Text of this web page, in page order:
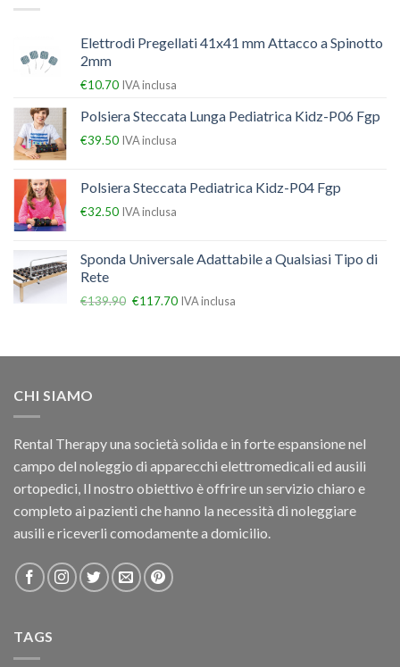
Elettrodi Pregellati 41x41 mm Attacco a Spinotto
2mm
€10.70 IVA inclusa
Polsiera Steccata Lunga Pediatrica Kidz-P06 Fgp
€39.50 IVA inclusa
Polsiera Steccata Pediatrica Kidz-P04 Fgp
€32.50 IVA inclusa
Sponda Universale Adattabile a Qualsiasi Tipo di
Rete
€139.90 €117.70 IVA inclusa
CHI SIAMO
Rental Therapy una società solida e in forte espansione nel
campo del noleggio di apparecchi elettromedicali ed ausili
ortopedici, Il nostro obiettivo è offrire un servizio chiaro e
completo ai pazienti che hanno la necessità di noleggiare
ausili e riceverli comodamente a domicilio.
TAGS